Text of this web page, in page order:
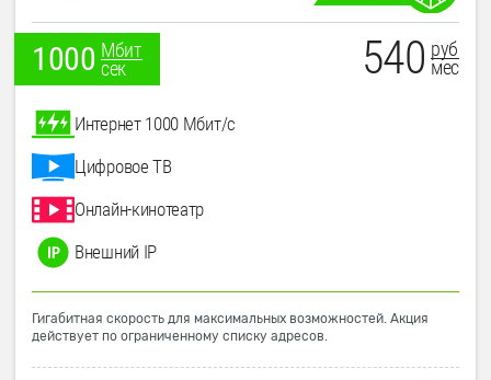
1000 Мбит
сек
540 руб
мес
Интернет 1000 Мбит/с
Цифровое ТВ
Онлайн-кинотеатр
Внешний IP
Гигабитная скорость для максимальных возможностей. Акция
действует по ограниченному списку адресов.